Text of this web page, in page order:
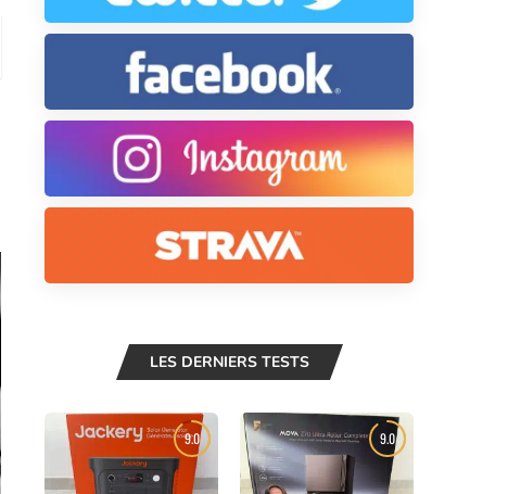
LES DERNIERS TESTS
9.0 9.0